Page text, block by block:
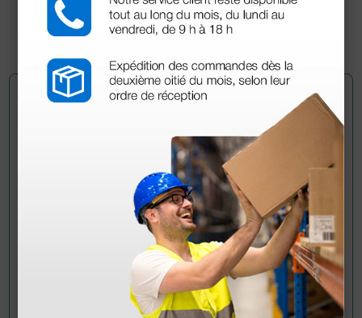
(Precio sin IVA)
Pregúntale a un colega
¿Todavía tienes alguna duda? ¿Necesitas más
Envía ahora mismo tu pregunta a los colegas que ya
han adquirido este producto.